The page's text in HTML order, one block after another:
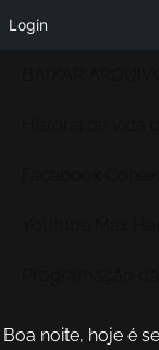
Boa noite, hoje é
Login